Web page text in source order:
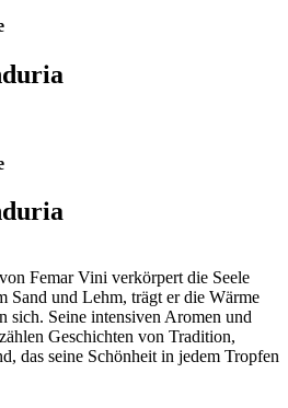
Femar Vini verkörpert die Seele
Sand und Lehm, trägt er die Wärme
sich. Seine intensiven Aromen und
Geschichten von Tradition,
das seine Schönheit in jedem Tropfen